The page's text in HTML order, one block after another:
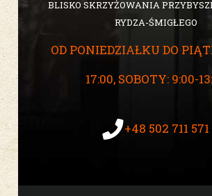
BLISKO SKRZYŻOWANIA
RYDZA-ŚMIGŁEGO
OD PONIEDZIAŁKU DO
17:00, SOBOTY: 9:00-
+48 502 711 571